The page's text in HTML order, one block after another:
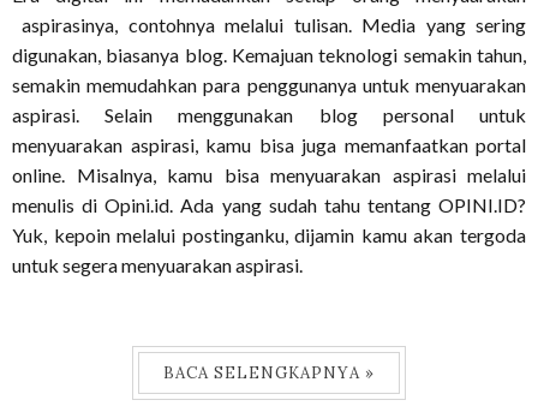
aspirasinya, contohnya melalui tulisan. Media yang sering
digunakan, biasanya blog. Kemajuan teknologi semakin tahun,
semakin memudahkan para penggunanya untuk menyuarakan
aspirasi. Selain menggunakan blog personal untuk
menyuarakan aspirasi, kamu bisa juga memanfaatkan portal
online. Misalnya, kamu bisa menyuarakan aspirasi melalui
menulis di Opini.id. Ada yang sudah tahu tentang OPINI.ID?
Yuk, kepoin melalui postinganku, dijamin kamu akan tergoda
untuk segera menyuarakan aspirasi.
BACA SELENGKAPNYA »